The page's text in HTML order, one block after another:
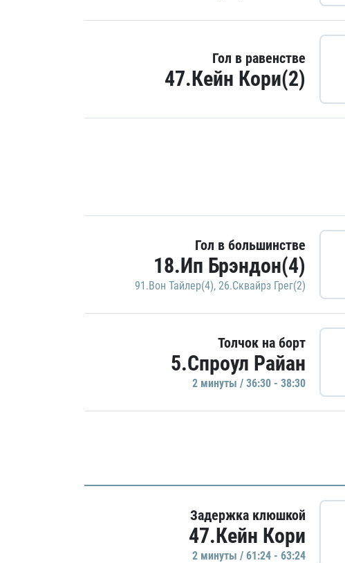
Гол в равенстве
47.Кейн Кори(2)
Гол в большинстве
18.Ип Брэндон(4)
91.Вон Тайлер(4), 26.Сквайрз Грег(2)
Толчок на борт
5.Спроул Райан
2 минуты / 36:30 - 38:30
Задержка клюшкой
47.Кейн Кори
2 минуты / 61:24 - 63:24